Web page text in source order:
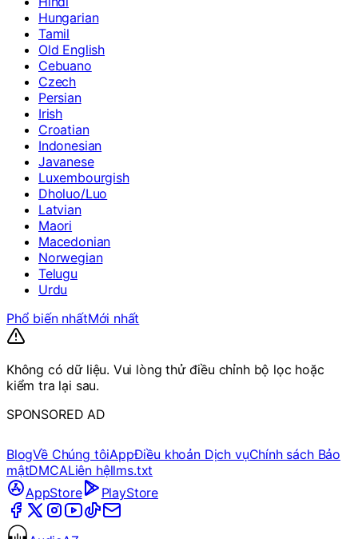
Hungarian
Tamil
Old English
Cebuano
Czech
Persian
Irish
Croatian
Indonesian
Javanese
Luxembourgish
Dholuo/Luo
Latvian
Maori
Macedonian
Norwegian
Telugu
Urdu
Phổ biến nhấtMới nhất
Không có dữ liệu. Vui lòng thử điều chỉnh bộ lọc hoặc
kiểm tra lại sau.
SPONSORED AD
BlogVề Chúng tôiAppĐiều khoản Dịch vụChính sách Bảo
mậtDMCALiên hệllms.txt
AppStore
PlayStore